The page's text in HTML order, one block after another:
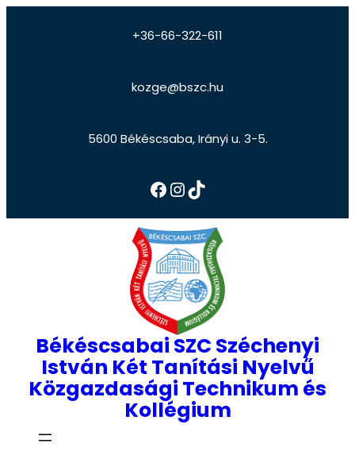
+36-66-322-611
kozge@bszc.hu
5600 Békéscsaba, Irányi u. 3-5.
Békéscsabai SZC Széchenyi
István Két Tanítási Nyelvű
Közgazdasági Technikum és
Kollégium